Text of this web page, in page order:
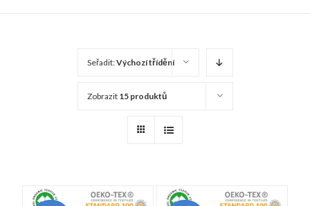
Seřadit:Výchozí třídění
Zobrazit 15 produktů